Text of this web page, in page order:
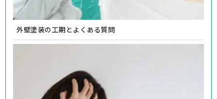
外壁塗装の工期とよくある質問